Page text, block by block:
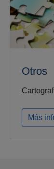
Otros
Más